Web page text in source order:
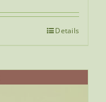
Details